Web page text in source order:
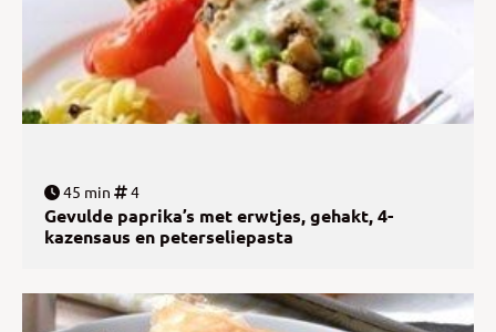
45 min 4
Gevulde paprika’s met erwtjes, gehakt, 4-
kazensaus en peterseliepasta